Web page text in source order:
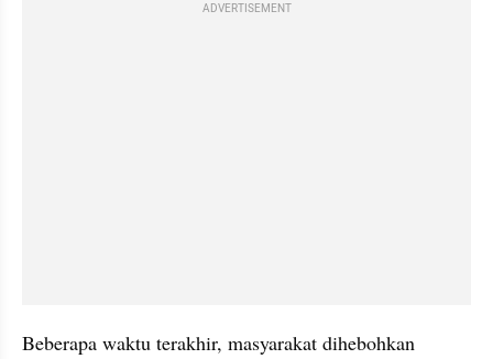
ADVERTISEMENT
Beberapa waktu terakhir, masyarakat dihebohkan